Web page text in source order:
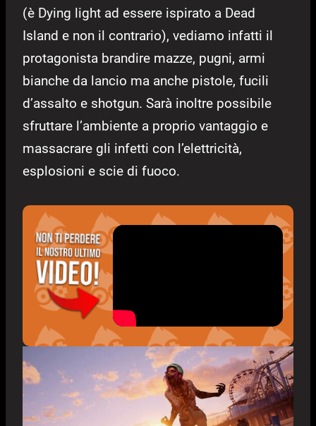
(è Dying light ad essere ispirato a Dead
Island e non il contrario), vediamo infatti il
protagonista brandire mazze, pugni, armi
bianche da lancio ma anche pistole, fucili
d’assalto e shotgun. Sarà inoltre possibile
sfruttare l’ambiente a proprio vantaggio e
massacrare gli infetti con l’elettricità,
esplosioni e scie di fuoco.